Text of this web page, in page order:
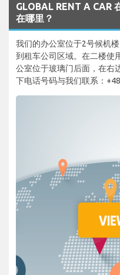
GLOBAL RENT A CAR
在哪里？
我们的办公室位于2号候机
到租车公司区域。在二楼使
公室位于玻璃门后面，在右
下电话号码与我们联系：+48